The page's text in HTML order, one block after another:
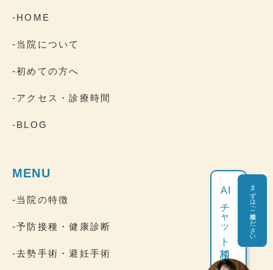
-HOME
-当院について
-初めての方へ
-アクセス・診療時間
-BLOG
MENU
-当院の特徴
-予防接種・健康診断
-去勢手術・避妊手術
AI
チャット相談 まずはご相談ください